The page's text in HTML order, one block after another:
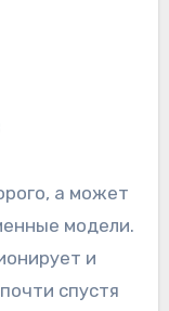
а может
модели.
и
спустя